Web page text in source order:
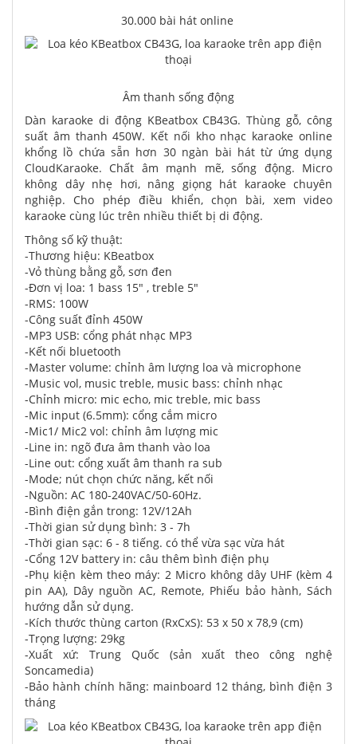
30.000 bài hát online
Âm thanh sống động
Dàn karaoke di động KBeatbox CB43G. Thùng gỗ, công
suất âm thanh 450W. Kết nối kho nhạc karaoke online
khổng lồ chứa sẵn hơn 30 ngàn bài hát từ ứng dụng
CloudKaraoke. Chất âm mạnh mẽ, sống động. Micro
không dây nhẹ hơi, nâng giọng hát karaoke chuyên
nghiệp. Cho phép điều khiển, chọn bài, xem video
karaoke cùng lúc trên nhiều thiết bị di động.
Thông số kỹ thuật:
-Thương hiệu: KBeatbox
-Vỏ thùng bằng gỗ, sơn đen
-Đơn vị loa: 1 bass 15" , treble 5"
-RMS: 100W
-Công suất đỉnh 450W
-MP3 USB: cổng phát nhạc MP3
-Kết nối bluetooth
-Master volume: chỉnh âm lượng loa và microphone
-Music vol, music treble, music bass: chỉnh nhạc
-Chỉnh micro: mic echo, mic treble, mic bass
-Mic input (6.5mm): cổng cắm micro
-Mic1/ Mic2 vol: chỉnh âm lượng mic
-Line in: ngõ đưa âm thanh vào loa
-Line out: cổng xuất âm thanh ra sub
-Mode; nút chọn chức năng, kết nối
-Nguồn: AC 180-240VAC/50-60Hz.
-Bình điện gắn trong: 12V/12Ah
-Thời gian sử dụng bình: 3 - 7h
-Thời gian sạc: 6 - 8 tiếng. có thể vừa sạc vừa hát
-Cổng 12V battery in: câu thêm bình điện phụ
-Phụ kiện kèm theo máy: 2 Micro không dây UHF (kèm 4
pin AA), Dây nguồn AC, Remote, Phiếu bảo hành, Sách
hướng dẫn sử dụng.
-Kích thước thùng carton (RxCxS): 53 x 50 x 78,9 (cm)
-Trọng lượng: 29kg
-Xuất xứ: Trung Quốc (sản xuất theo công nghệ
Soncamedia)
-Bảo hành chính hãng: mainboard 12 tháng, bình điện 3
tháng